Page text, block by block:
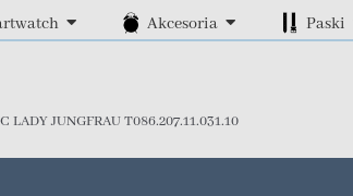
Akcesoria Paski
JUNGFRAU T086.207.11.031.10